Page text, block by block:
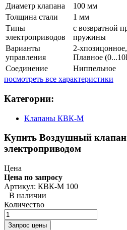
Диаметр клапана
100 мм
Толщина стали
1 мм
Типы
электроприводов
с возвратной
пружины
Варианты
управления
2-
Плавное
Соединение
Ниппельное
посмотреть все характеристики
Категории:
Клапаны КВК-М
Купить Воздушный
электроприводом
Цена
Цена по запросу
Артикул: КВК-М 100
В наличии
Количество